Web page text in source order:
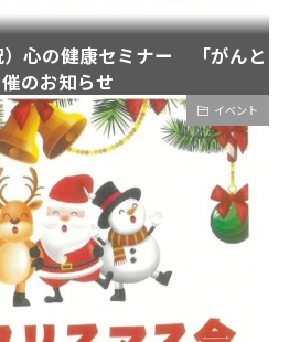
心の健康セミナー 「がんと
のお知らせ
イベント